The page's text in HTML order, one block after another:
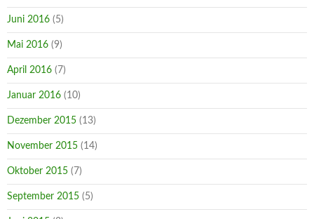
Juni 2016 (5)
Mai 2016 (9)
April 2016 (7)
Januar 2016 (10)
Dezember 2015 (13)
November 2015 (14)
Oktober 2015 (7)
September 2015 (5)